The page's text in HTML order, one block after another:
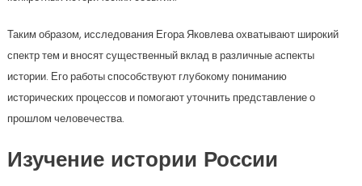
Таким образом, исследования Егора Яковлева охватывают широкий
спектр тем и вносят существенный вклад в различные аспекты
истории. Его работы способствуют глубокому пониманию
исторических процессов и помогают уточнить представление о
прошлом человечества.
Изучение истории России